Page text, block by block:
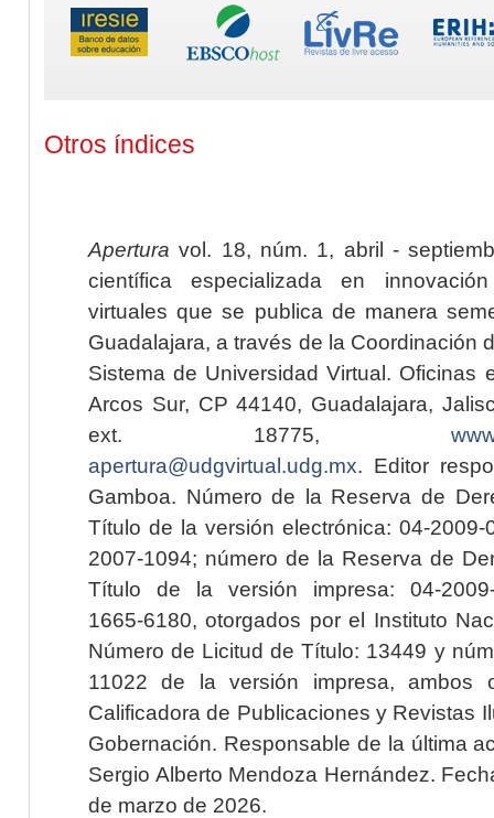
Otros índices
Apertura vol. 18, núm. 1, abril -
científica especializada en
virtuales que se publica de manera
Guadalajara, a través de la Coordinación
Sistema de Universidad Virtual. Oficinas
Arcos Sur, CP 44140, Guadalajara,
ext. 18775,
apertura@udgvirtual.udg.mx. Editor
Gamboa. Número de la Reserva de
Título de la versión electrónica: 04-2009-
2007-1094; número de la Reserva de
Título de la versión impresa: 04-2009-
1665-6180, otorgados por el Instituto
Número de Licitud de Título: 13449 y
11022 de la versión impresa, ambos
Calificadora de Publicaciones y Revistas
Gobernación. Responsable de la última
Sergio Alberto Mendoza Hernández.
de marzo de 2026.